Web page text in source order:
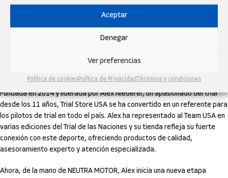
Aceptar
Denegar
Ver preferencias
Política de cookiesPolítica de Privacidad Términos y condiciones
Fundada en 2014 y liderada por Alex Niederer, un apasionado del trial
desde los 11 años, Trial Store USA se ha convertido en un referente para
los pilotos de trial en todo el país. Alex ha representado al Team USA en
varias ediciones del Trial de las Naciones y su tienda refleja su fuerte
conexión con este deporte, ofreciendo productos de calidad,
asesoramiento experto y atención especializada.
Ahora, de la mano de NEUTRA MOTOR, Alex inicia una nueva etapa